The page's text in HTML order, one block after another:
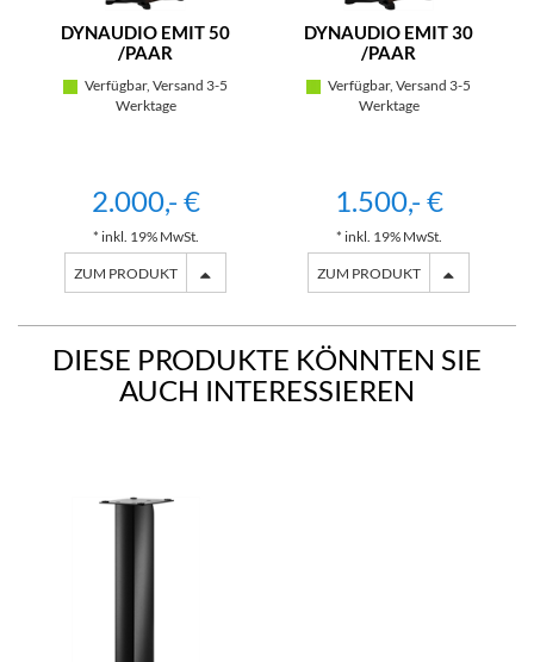
DYNAUDIO EMIT 50
/PAAR
Verfügbar, Versand 3-5
Werktage
2.000,- €
* inkl. 19% MwSt.
ZUM PRODUKT
DYNAUDIO EMIT 30
/PAAR
Verfügbar, Versand 3-5
Werktage
1.500,- €
* inkl. 19% MwSt.
ZUM PRODUKT
DIESE PRODUKTE KÖNNTEN SIE
AUCH INTERESSIEREN